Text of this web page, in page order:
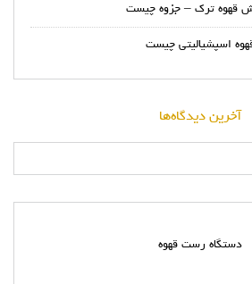
قهوه ترک – جزوه چیست
اسپشیالیتی چیست
آخرین دیدگاه‌ها
دستگاه رست قهوه